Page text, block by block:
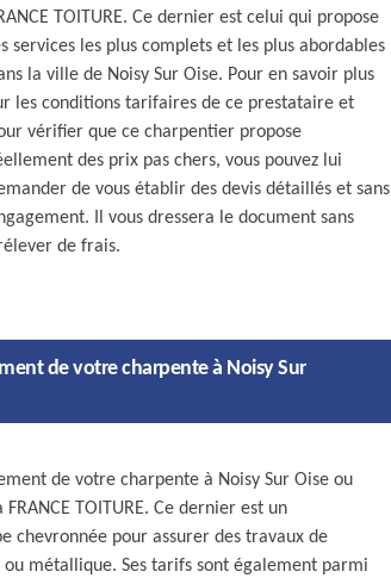
TOITURE. Ce dernier est celui qui propose
services les plus complets et les plus abordables
la ville de Noisy Sur Oise. Pour en savoir plus
les conditions tarifaires de ce prestataire et
vérifier que ce charpentier propose
des prix pas chers, vous pouvez lui
de vous établir des devis détaillés et sans
Il vous dressera le document sans
de frais.
de votre charpente à Noisy Sur
de votre charpente à Noisy Sur Oise ou
TOITURE. Ce dernier est un
chevronnée pour assurer des travaux de
ou métallique. Ses tarifs sont également parmi